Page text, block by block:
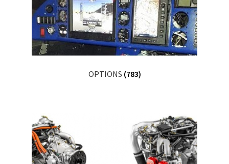
OPTIONS (783)